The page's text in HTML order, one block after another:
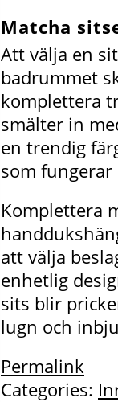
Matcha
Att välja en
badrummet
komplettera
smälter in
en trendig
som
Komplettera
att välja
enhetlig
sits blir
lugn och
Permalink
Categories: